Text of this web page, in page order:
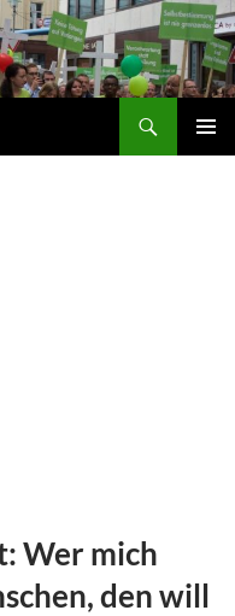
Wer mich
den will